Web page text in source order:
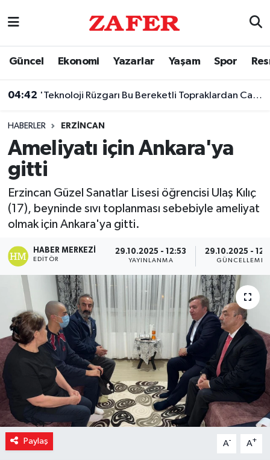
Güncel Ekonomi Yazarlar Yaşam Spor
04:42 'Teknoloji Rüzgarı Bu Bereketli Topraklardan Canlanacak'
HABERLER ERZINCAN
Ameliyatı için Ankara'ya
gitti
Erzincan Güzel Sanatlar Lisesi öğrencisi Ulaş Kılıç
(17), beyninde sıvı toplanması sebebiyle ameliyat
olmak için Ankara'ya gitti.
HABER MERKEZI
EDITÖR
29.10.2025 - 12:53
YAYINLANMA
29.10.2025 -
GÜNCELLEME
Paylaş A- A+
Nöbetçi Eczaneler
Trafik Durumu
Süper Lig Puan Durumu ve Fikstür
Tüm Manşetler
Son Dakika Haberleri
Haber Arşivi